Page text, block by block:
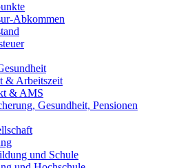
Abkommen
& Arbeitszeit
& AMS
Gesundheit, Pensionen
und Schule